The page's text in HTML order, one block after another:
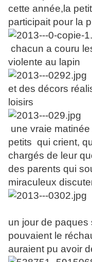
cette année,la
participait pour la
chacun a couru
violente au lapin
et des décors
loisirs
une vraie
petits qui crient,
chargés de leur
des parents qui
miraculeux
un jour de paques
pouvaient le
auraient pu avoir